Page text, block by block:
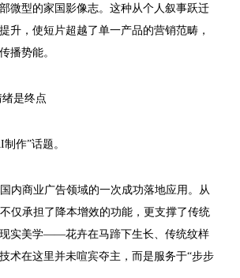
微型的家国影像志。这种从个人叙事跃迁
升，使短片超越了单一产品的营销范畴，
播势能。
是终点
作”话题。
内商业广告领域的一次成功落地应用。从
仅承担了降本增效的功能，更支撑了传统
实美学——花卉在马蹄下生长、传统纹样
术在这里并未喧宾夺主，而是服务于“步步